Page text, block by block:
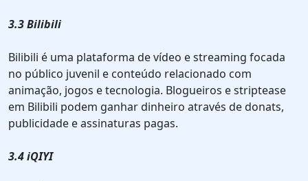
3.3 Bilibili
Bilibili é uma plataforma de vídeo e streaming focada
no público juvenil e conteúdo relacionado com
animação, jogos e tecnologia. Blogueiros e striptease
em Bilibili podem ganhar dinheiro através de donats,
publicidade e assinaturas pagas.
3.4 iQIYI